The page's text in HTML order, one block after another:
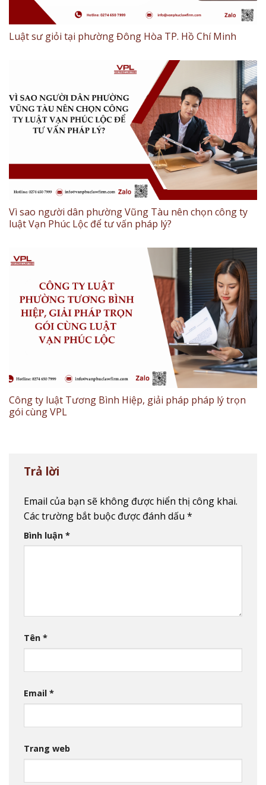
Luật sư giỏi tại phường Đông Hòa TP. Hồ Chí Minh
Vì sao người dân phường Vũng Tàu nên chọn công ty
luật Vạn Phúc Lộc để tư vấn pháp lý?
Công ty luật Tương Bình Hiệp, giải pháp pháp lý trọn
gói cùng VPL
Trả lời
Email của bạn sẽ không được hiển thị công khai.
Các trường bắt buộc được đánh dấu *
Bình luận *
Tên *
Email *
Trang web